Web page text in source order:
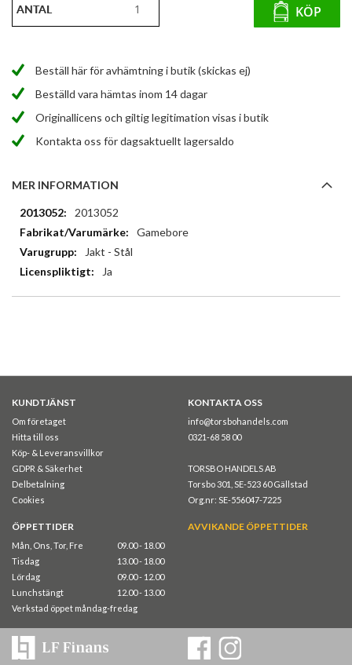
ANTAL KÖP
Beställ här för avhämtning i butik (skickas ej)
Beställd vara hämtas inom 14 dagar
Originallicens och giltig legitimation visas i butik
Kontakta oss för dagsaktuellt lagersaldo
MER INFORMATION
Mer
information
2013052
Gamebore
Jakt - Stål
Ja
KUNDTJÄNST
Om företaget
Hitta till oss
Köp- & Leveransvillkor
GDPR & Säkerhet
Delbetalning
Cookies
KONTAKTA OSS
info@torsbohandels.com
0321-68 58 00
TORSBO HANDELS AB
Torsbo 301, SE-523 60 Gällstad
Org.nr: SE-556047-7225
ÖPPETTIDER
Mån, Ons, Tor, Fre
09.00 - 18.00
Tisdag
13.00 - 18.00
Lördag
09.00 - 12.00
Lunchstängt
12.00 - 13.00
Verkstad öppet måndag-fredag
AVVIKANDE ÖPPETTIDER